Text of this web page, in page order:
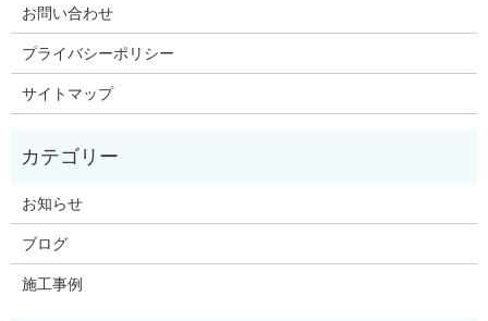
お問い合わせ
プライバシーポリシー
サイトマップ
お知らせ
ブログ
施工事例